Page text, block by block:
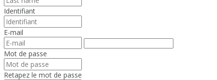
Identifiant
E-mail
Mot de passe
Retapez le mot de passe